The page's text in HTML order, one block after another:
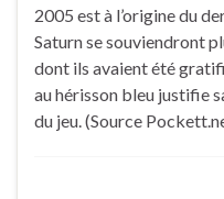
2005 est à l’origine du
Saturn se souviendront
dont ils avaient été
au hérisson bleu justifie
du jeu. (Source